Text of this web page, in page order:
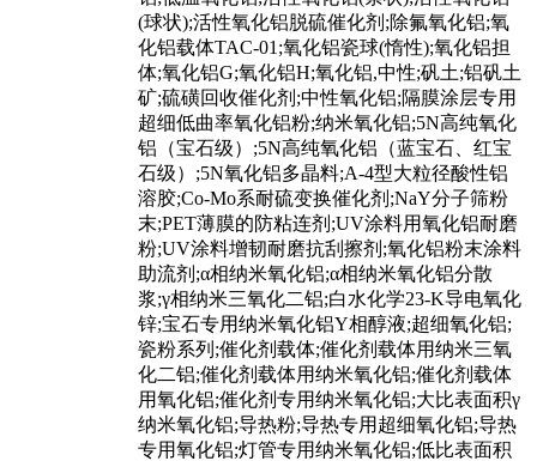
(球状);活性氧化铝脱硫催化剂;除氟氧化铝;氧
化铝载体TAC-01;氧化铝瓷球(惰性);氧化铝担
体;氧化铝G;氧化铝H;氧化铝,中性;矾土;铝矾土
矿;硫磺回收催化剂;中性氧化铝;隔膜涂层专用
超细低曲率氧化铝粉;纳米氧化铝;5N高纯氧化
铝（宝石级）;5N高纯氧化铝（蓝宝石、红宝
石级）;5N氧化铝多晶料;A-4型大粒径酸性铝
溶胶;Co-Mo系耐硫变换催化剂;NaY分子筛粉
末;PET薄膜的防粘连剂;UV涂料用氧化铝耐磨
粉;UV涂料增韧耐磨抗刮擦剂;氧化铝粉末涂料
助流剂;α相纳米氧化铝;α相纳米氧化铝分散
浆;γ相纳米三氧化二铝;白水化学23-K导电氧化
锌;宝石专用纳米氧化铝Y相醇液;超细氧化铝;
瓷粉系列;催化剂载体;催化剂载体用纳米三氧
化二铝;催化剂载体用纳米氧化铝;催化剂载体
用氧化铝;催化剂专用纳米氧化铝;大比表面积γ
纳米氧化铝;导热粉;导热专用超细氧化铝;导热
专用氧化铝;灯管专用纳米氧化铝;低比表面积